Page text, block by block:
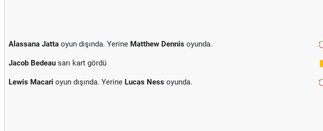
Alassana Jatta oyun dışında. Yerine Matthew Dennis oyunda.
Jacob Bedeau sarı kart gördü
Lewis Macari oyun dışında. Yerine Lucas Ness oyunda.